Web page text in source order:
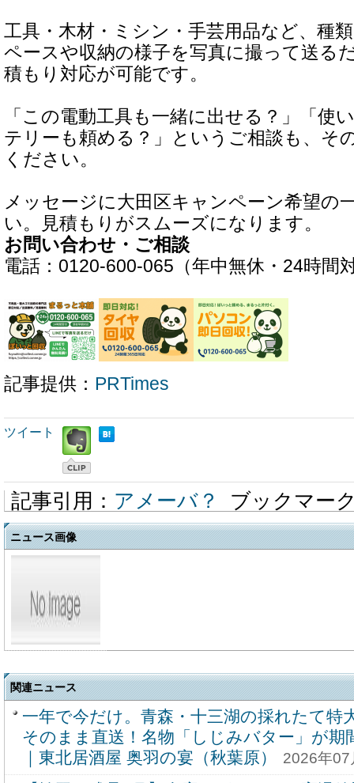
工具・木材・ミシン・手芸用品など、種
ペースや収納の様子を写真に撮って送る
積もり対応が可能です。
「この電動工具も一緒に出せる？」「使
テリーも頼める？」というご相談も、そ
ください。
メッセージに大田区キャンペーン希望の
い。見積もりがスムーズになります。
お問い合わせ・ご相談
電話：0120-600-065（年中無休・24時間
記事提供： PRTimes
ツイート
記事引用： アメーバ？ ブックマー
ニュース画像
関連ニュース
一年で今だけ。青森・十三湖の採れたて特
そのまま直送！名物「しじみバター」が期
｜東北居酒屋 奥羽の宴（秋葉原）
2026年07